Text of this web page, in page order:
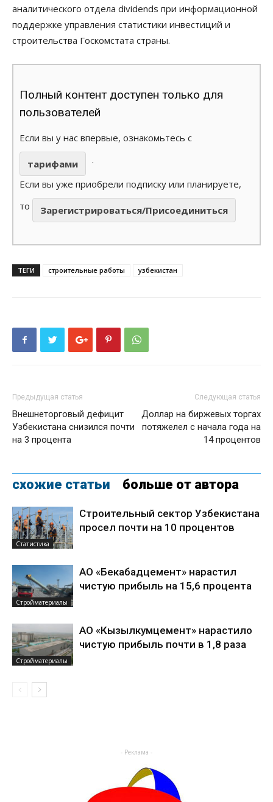
аналитического отдела dividends при информационной
поддержке управления статистики инвестиций и
строительства Госкомстата страны.
Полный контент доступен только для
пользователей
Если вы у нас впервые, ознакомьтесь с
тарифами
.
Если вы уже приобрели подписку или планируете,
то
Зарегистрироваться/Присоединиться
ТЕГИ строительные работы узбекистан
Предыдущая статья
Внешнеторговый дефицит
Узбекистана снизился почти
на 3 процента
Следующая статья
Доллар на биржевых торгах
потяжелел с начала года на
14 процентов
схожие статьи больше от автора
Статистика
Строительный сектор Узбекистана
просел почти на 10 процентов
Стройматериалы
АО «Бекабадцемент» нарастил
чистую прибыль на 15,6 процента
Стройматериалы
АО «Кызылкумцемент» нарастило
чистую прибыль почти в 1,8 раза
- Реклама -